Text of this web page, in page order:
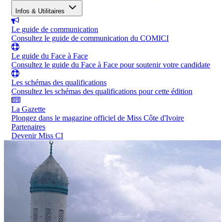
Infos & Utilitaires
Le guide de communication
Consultez le guide de communication du COMICI
Le guide du Face à Face
Consultez le guide du Face à Face pour soutenir votre candidate
Les schémas des qualifications
Consultez les schémas des qualifications pour cette édition
La Gazette
Plongez dans le magazine officiel de Miss Côte d'Ivoire
Partenaires
Devenir Miss CI